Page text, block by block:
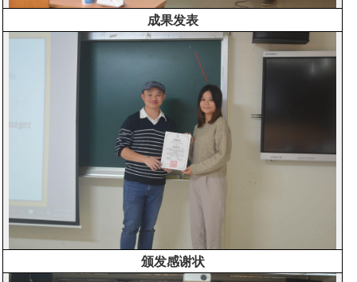
成果发表
颁发感谢状